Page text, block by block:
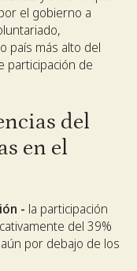
el gobierno a
país más alto del
participación de
del
en el
- la participación
del 39%
por debajo de los